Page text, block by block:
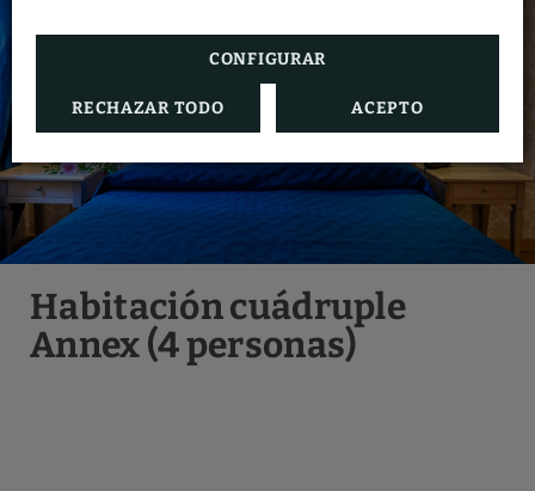
CONFIGURAR
RECHAZAR TODO ACEPTO
Habitación cuádruple
Annex (4 personas)
nuestra web oficial